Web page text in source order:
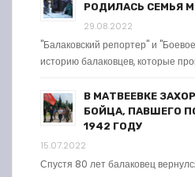
РОДИЛАСЬ СЕМЬЯ
29.08.2022
"Балаковский репортер" и
историю балаковцев, которые
В МАТВЕЕВКЕ
БОЙЦА, ПАВШЕГО
1942 ГОДУ
15.07.2022
Спустя 80 лет балаковец